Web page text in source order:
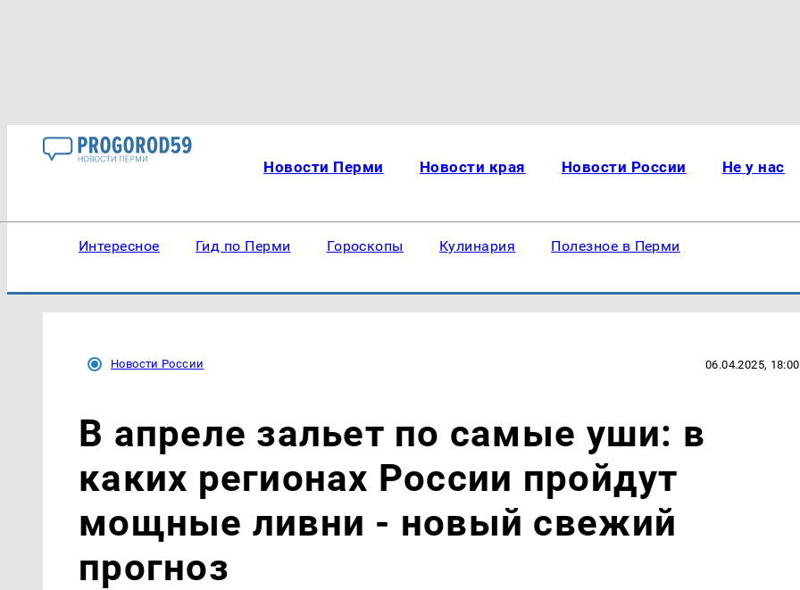
Новости Перми Новости края Новости России Не у нас
Интересное Гид по Перми Гороскопы Кулинария Полезное в Перми
Новости России 06.04.2025, 18:00
В апреле зальет по самые уши: в
каких регионах России пройдут
мощные ливни - новый свежий
прогноз